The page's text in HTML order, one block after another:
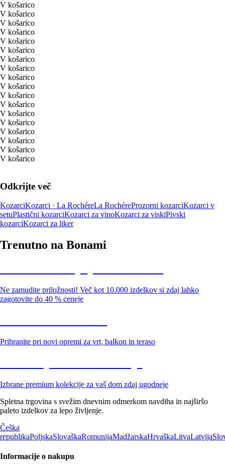
V košarico
V košarico
V košarico
V košarico
V košarico
V košarico
V košarico
V košarico
V košarico
V košarico
V košarico
V košarico
V košarico
V košarico
V košarico
V košarico
V košarico
V košarico
Odkrijte več
KozarciKozarci · La RochéreLa RochéreProzorni kozarciKozarci v
setuPlastični kozarciKozarci za vinoKozarci za viskiPivski
kozarciKozarci za liker
Trenutno na Bonami
Ne zamudite priložnosti! Več kot 10.000 izdelkov si zdaj lahko
zagotovite do 40 % ceneje
Prihranite pri novi opremi za vrt, balkon in teraso
Izbrane premium kolekcije za vaš dom zdaj ugodneje
Spletna trgovina s svežim dnevnim odmerkom navdiha in najširšo
paleto izdelkov za lepo življenje.
Češka
republikaPoljskaSlovaškaRomunijaMadžarskaHrvaškaLitvaLatvija
Informacije o nakupu